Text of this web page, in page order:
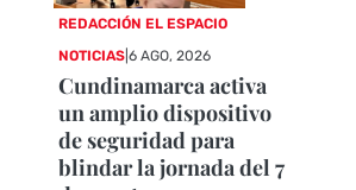
REDACCIÓN EL ESPACIO
NOTICIAS |6 AGO, 2026
Cundinamarca activa
un amplio dispositivo
de seguridad para
blindar la jornada del 7